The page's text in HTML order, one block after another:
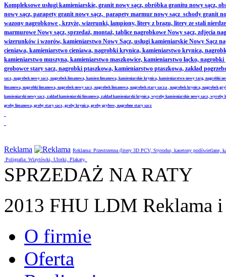
Kompleksowe usługi kamieniarskie, granit nowy sącz, obróbka granitu nowy sącz,
nowy sącz, parapety granit nowy sącz, parapety marmur nowy sącz schody granit
wazony nagrobkowe , krzyże, wizerunki, lampiony, litery z brązu, litery ze stali
marmurowe Nowy sącz, sprzedaż, montaż, tablice nagrobkowe Nowy sącz, zdjęcia
wizerunków i wzorów, kamieniarstwo Nowy Sącz, usługi kamieniarskie Nowy
cieniawa, kamieniarstwo cieniawa, nagrobki krynica, kamieniarstwo krynica,
kamieniarstwo muszyna, kamieniarstwo maszkowice, kamieniarstwo łącko,
grobowce stary sacz, nagrobki ptaszkowa, kamieniarstwo ptaszkowa, zakład
sacz, nagrobek nowy sacz, nagrobek limanowa, kamien limanowa, kamieniarskie krynica, kamieniarstwo nowy targ,
limanowa, nagrobki limanowa, nagrobek nowy sacz, nagrobek limanowa, nagrobek stary sacza , nagrobek krynica, nagrobek
kamieniarski nowy sacz, zaklad kamieniarski limanowa, zaklad kamieniarski krynica, wyroby kamieniarskie nowy sacz,
groby limanowa, groby stary sacz, groby krynica, groby grybow, nagrobne stary sacz
Reklama
Reklama: Przestrzenna (litery 3D PCV, Styrodur, kasetony
Poligrafia: Wizytówki, Ulotki, Plakaty,
SPRZEDAŻ NA RATY
2013 FHU LDM Reklama
O firmie
Oferta